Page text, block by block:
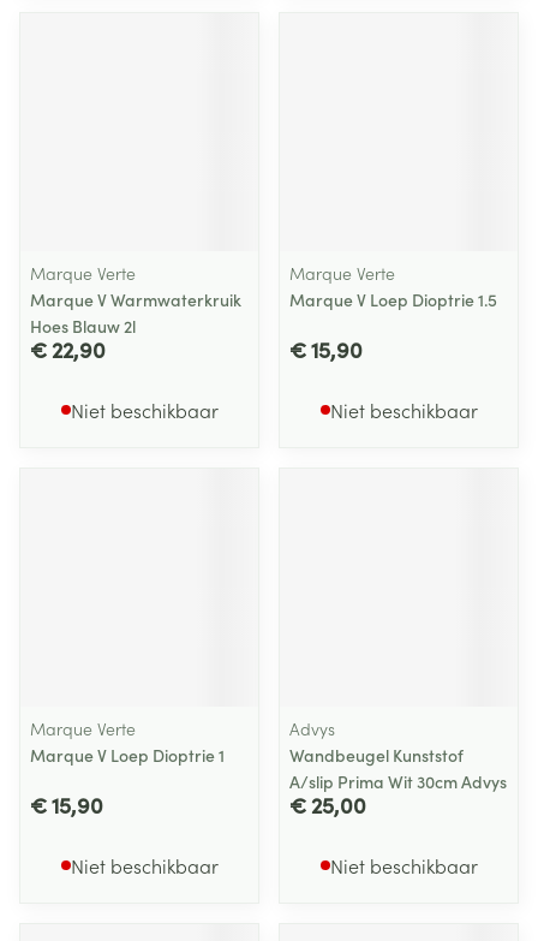
Marque Verte
Marque V Warmwaterkruik
Hoes Blauw 2l
€ 22,90
Niet beschikbaar
Marque Verte
Marque V Loep Dioptrie 1.5
€ 15,90
Niet beschikbaar
Marque Verte
Marque V Loep Dioptrie 1
€ 15,90
Niet beschikbaar
Advys
Wandbeugel Kunststof
A/slip Prima Wit 30cm Advys
€ 25,00
Niet beschikbaar